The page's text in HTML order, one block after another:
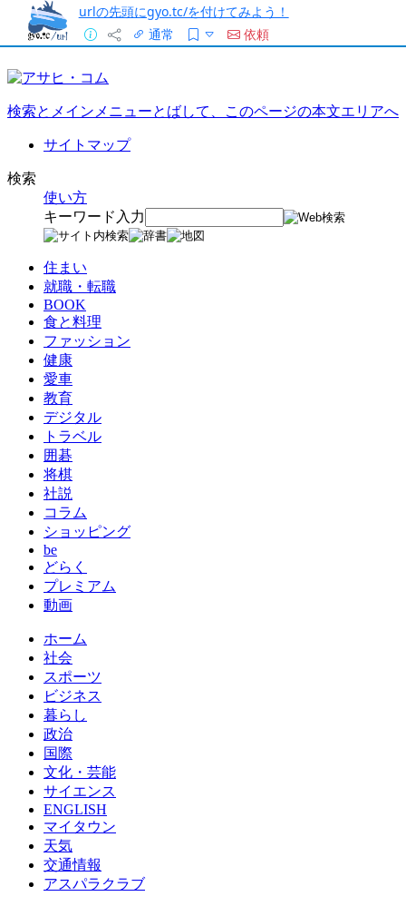
urlの先頭にgyo.tc/を付けてみよう！
通常
依頼